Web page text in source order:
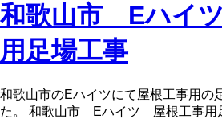
和歌山市 Eハイ
用足場工事
和歌山市のEハイツにて屋根工事用の
た。 和歌山市 Eハイツ 屋根工事用